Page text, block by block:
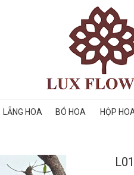
LẴNG HOA BÓ HOA HỘP